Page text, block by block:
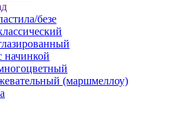
безе
начинкой
(маршмеллоу)